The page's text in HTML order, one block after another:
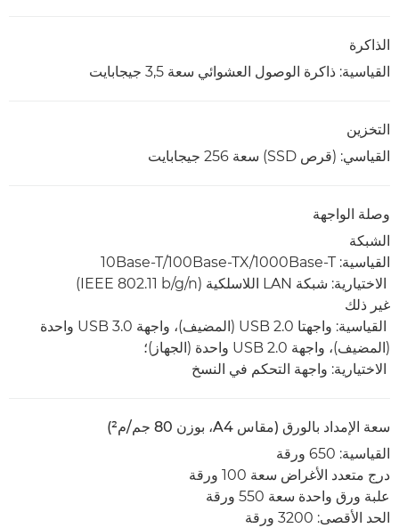
الذاكرة
القياسية: ذاكرة الوصول العشوائي سعة 3,5 جيجابايت
التخزين
القياسي: (قرص SSD) سعة 256 جيجابايت
وصلة الواجهة
الشبكة
القياسية: 1000Base-T/‏100Base-TX/‏10Base-T
الاختيارية: شبكة LAN اللاسلكية (IEEE 802.11 b/g/n)
غير ذلك
القياسية: واجهتا USB 2.0 (المضيف)، واجهة USB 3.0 واحدة
(المضيف)، واجهة USB 2.0 واحدة (الجهاز)؛
الاختيارية: واجهة التحكم في النسخ
سعة الإمداد بالورق (مقاس A4، بوزن 80 جم/م²)
القياسية: 650 ورقة
درج متعدد الأغراض سعة 100 ورقة
علبة ورق واحدة سعة 550 ورقة
الحد الأقصى: 3200 ورقة